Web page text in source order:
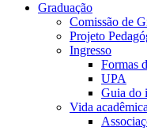
Graduação
Comissão de
Projeto
Ingresso
Formas
UPA
Guia do
Vida acadêmica